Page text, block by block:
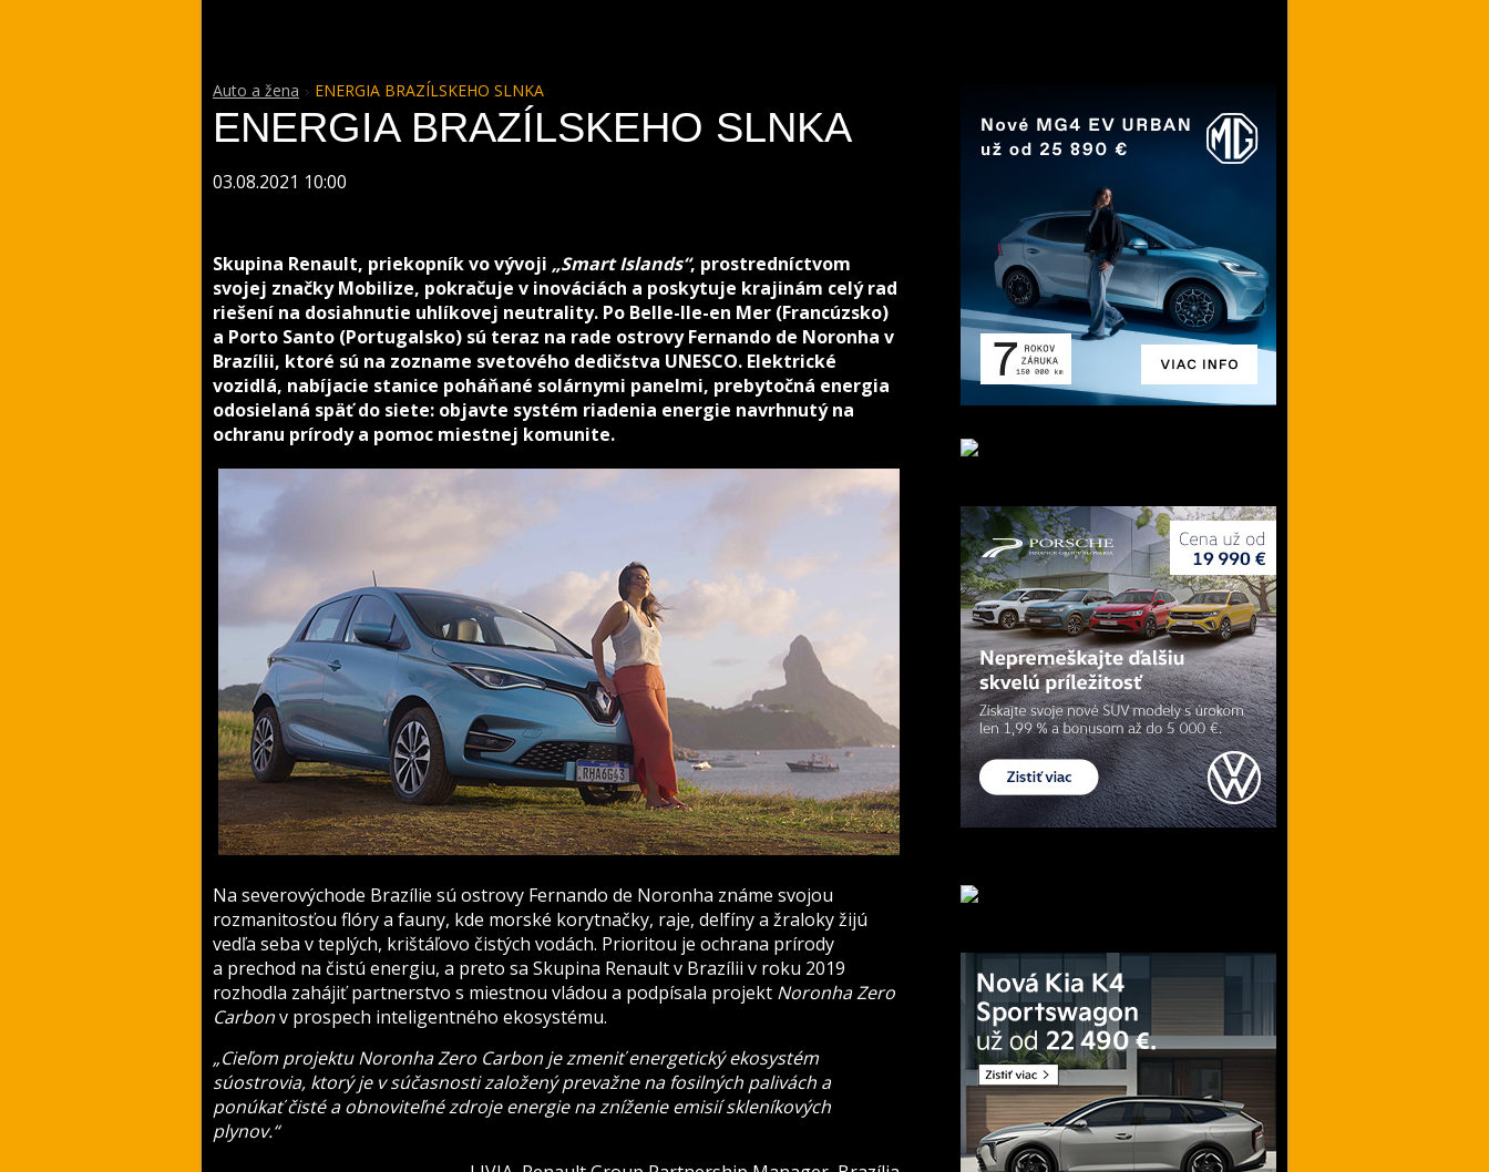
Auto a žena ENERGIA BRAZÍLSKEHO SLNKA
ENERGIA BRAZÍLSKEHO SLNKA
03.08.2021 10:00
Skupina Renault, priekopník vo vývoji „Smart Islands“, prostredníctvom
svojej značky Mobilize, pokračuje v inováciách a poskytuje krajinám celý rad
riešení na dosiahnutie uhlíkovej neutrality. Po Belle-Ile-en Mer (Francúzsko)
a Porto Santo (Portugalsko) sú teraz na rade ostrovy Fernando de Noronha v
Brazílii, ktoré sú na zozname svetového dedičstva UNESCO. Elektrické
vozidlá, nabíjacie stanice poháňané solárnymi panelmi, prebytočná energia
odosielaná späť do siete: objavte systém riadenia energie navrhnutý na
ochranu prírody a pomoc miestnej komunite.
Na severovýchode Brazílie sú ostrovy Fernando de Noronha známe svojou
rozmanitosťou flóry a fauny, kde morské korytnačky, raje, delfíny a žraloky žijú
vedľa seba v teplých, krištáľovo čistých vodách. Prioritou je ochrana prírody
a prechod na čistú energiu, a preto sa Skupina Renault v Brazílii v roku 2019
rozhodla zahájiť partnerstvo s miestnou vládou a podpísala projekt Noronha Zero
Carbonv prospech inteligentného ekosystému.
„Cieľom projektu Noronha Zero Carbon je zmeniť energetický ekosystém
súostrovia, ktorý je v súčasnosti založený prevažne na fosilných palivách a
ponúkať čisté a obnoviteľné zdroje energie na zníženie emisií skleníkových
plynov.“